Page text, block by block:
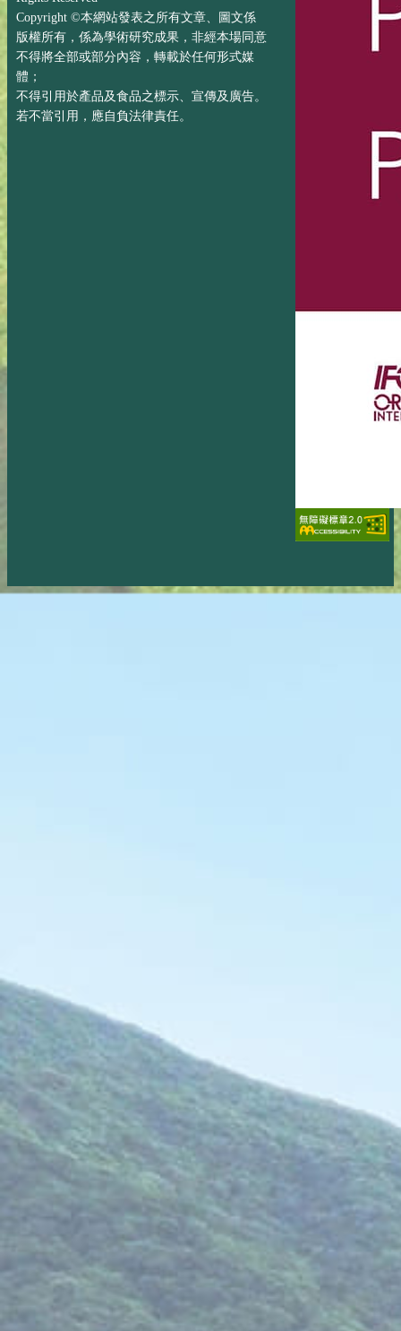
Copyright ©本網站發表之所有文章、圖文係
版權所有，係為學術研究成果，非經本場同意
不得將全部或部分內容，轉載於任何形式媒
體；
不得引用於產品及食品之標示、宣傳及廣告。
若不當引用，應自負法律責任。